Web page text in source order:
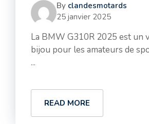
By clandesmotards
25 janvier 2025
La BMW G310R 2025 est un
bijou pour les amateurs de
...
READ MORE